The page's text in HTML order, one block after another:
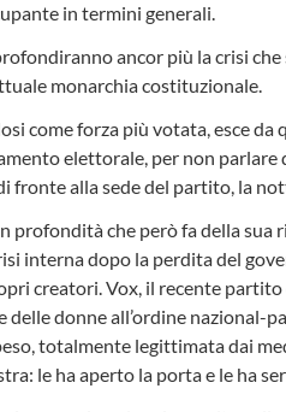
in termini generali.
ancor più la crisi
monarchia costituzionale.
come forza più votata, esce
elettorale, per non
fronte alla sede del partito, la
profondità che però fa della
interna dopo la perdita del
creatori. Vox, il recente
donne all’ordine nazional-
totalmente legittimata dai
le ha aperto la porta e le ha